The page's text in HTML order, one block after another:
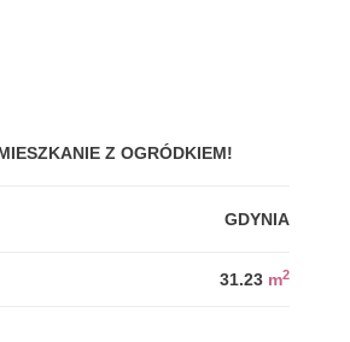
Z OGRÓDKIEM!
GDYNIA
31.23 m2